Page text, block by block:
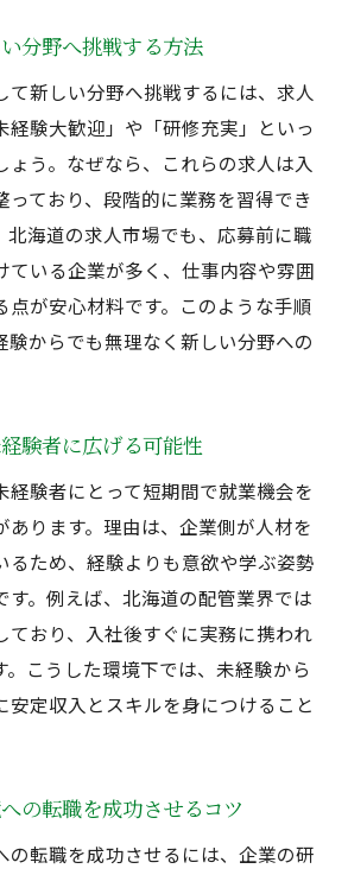
分野へ挑戦する方法
て新しい分野へ挑戦するには、求人
経験大歓迎」や「研修充実」といっ
ょう。なぜなら、これらの求人は入
っており、段階的に業務を習得でき
北海道の求人市場でも、応募前に職
ている企業が多く、仕事内容や雰囲
点が安心材料です。このような手順
験からでも無理なく新しい分野への
験者に広げる可能性
経験者にとって短期間で就業機会を
あります。理由は、企業側が人材を
るため、経験よりも意欲や学ぶ姿勢
す。例えば、北海道の配管業界では
ており、入社後すぐに実務に携われ
。こうした環境下では、未経験から
安定収入とスキルを身につけること
の転職を成功させるコツ
の転職を成功させるには、企業の研